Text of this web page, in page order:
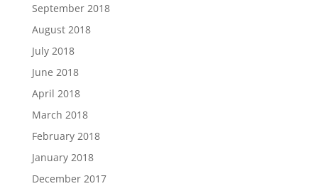
September 2018
August 2018
July 2018
June 2018
April 2018
March 2018
February 2018
January 2018
December 2017